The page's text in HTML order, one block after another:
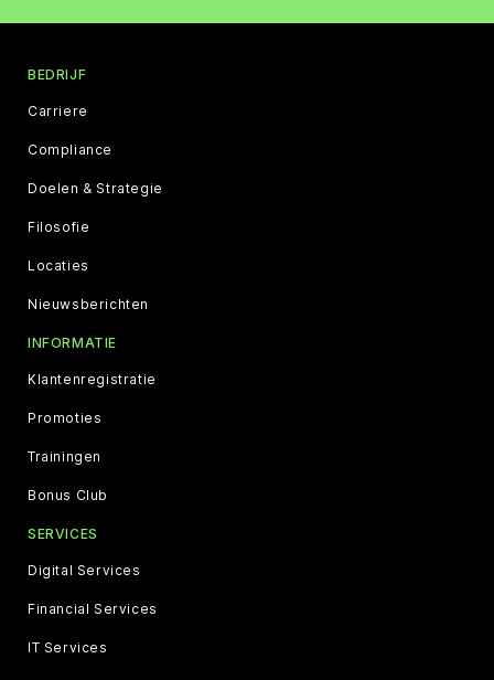
BEDRIJF
Carriere
Compliance
Doelen & Strategie
Filosofie
Locaties
Nieuwsberichten
INFORMATIE
Klantenregistratie
Promoties
Trainingen
Bonus Club
SERVICES
Digital Services
Financial Services
IT Services